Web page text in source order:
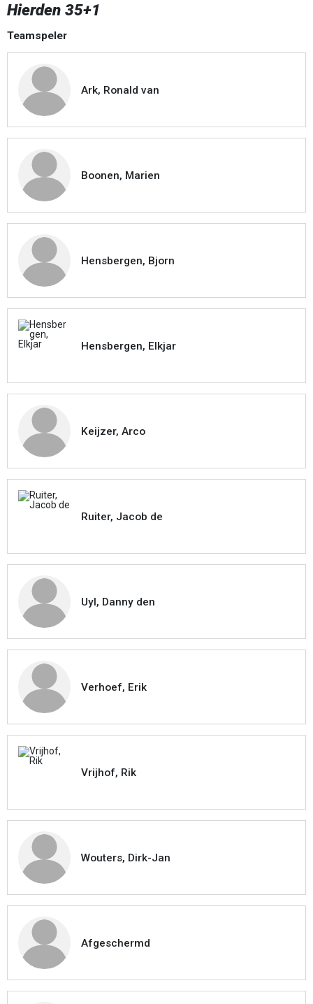
Hierden 35+1
Teamspeler
Ark, Ronald van
Boonen, Marien
Hensbergen, Bjorn
Hensbergen, Elkjar
Keijzer, Arco
Ruiter, Jacob de
Uyl, Danny den
Verhoef, Erik
Vrijhof, Rik
Wouters, Dirk-Jan
Afgeschermd